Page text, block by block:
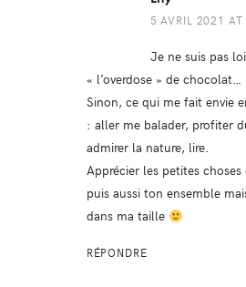
5 AVRIL 2021
Je ne suis pas
« l’overdose » de chocolat…
Sinon, ce qui me fait envie
: aller me balader, profiter
admirer la nature, lire.
Apprécier les petites
puis aussi ton ensemble
dans ma taille
RÉPONDRE